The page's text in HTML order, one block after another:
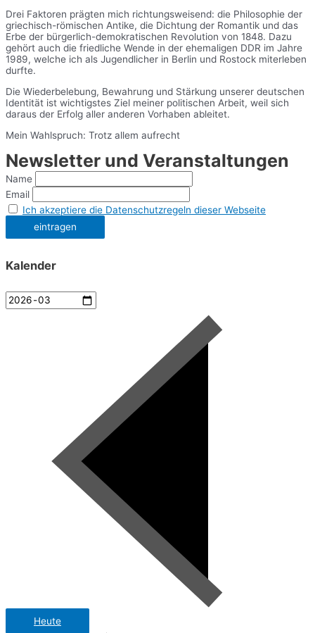
Drei Faktoren prägten mich richtungsweisend: die Philosophie der
griechisch-römischen Antike, die Dichtung der Romantik und das
Erbe der bürgerlich-demokratischen Revolution von 1848. Dazu
gehört auch die friedliche Wende in der ehemaligen DDR im Jahre
1989, welche ich als Jugendlicher in Berlin und Rostock miterleben
durfte.
Die Wiederbelebung, Bewahrung und Stärkung unserer deutschen
Identität ist wichtigstes Ziel meiner politischen Arbeit, weil sich
daraus der Erfolg aller anderen Vorhaben ableitet.
Mein Wahlspruch: Trotz allem aufrecht
Newsletter und Veranstaltungen
Name
Email
Ich akzeptiere die Datenschutzregeln dieser Webseite
Kalender
Heute